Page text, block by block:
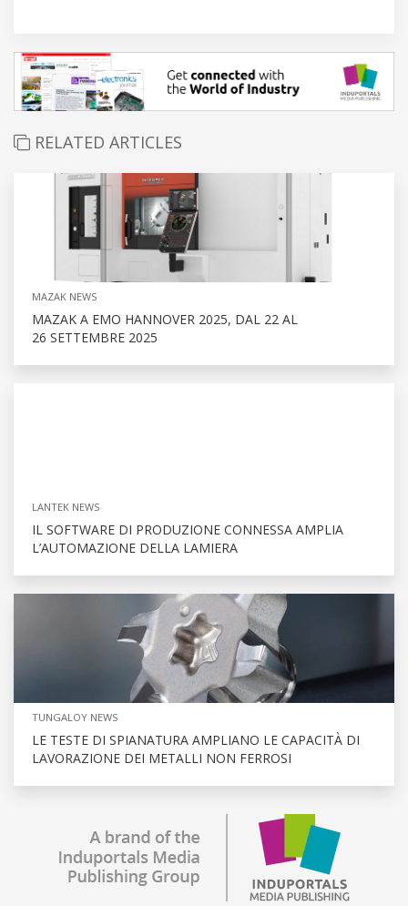
RELATED ARTICLES
MAZAK NEWS
MAZAK A EMO HANNOVER 2025, DAL 22 AL
26 SETTEMBRE 2025
LANTEK NEWS
IL SOFTWARE DI PRODUZIONE CONNESSA AMPLIA
L’AUTOMAZIONE DELLA LAMIERA
TUNGALOY NEWS
LE TESTE DI SPIANATURA AMPLIANO LE CAPACITÀ DI
LAVORAZIONE DEI METALLI NON FERROSI